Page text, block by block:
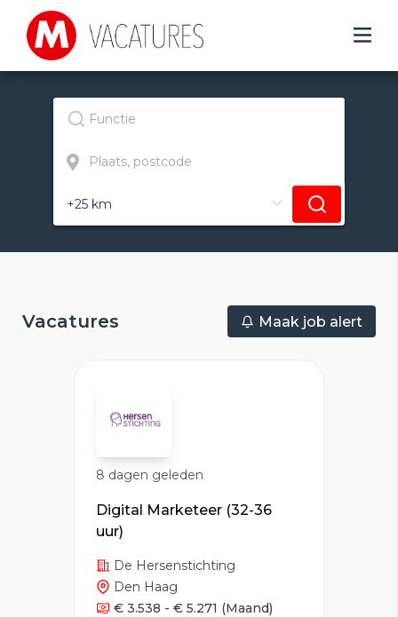
Vacatures Maak job alert
8 dagen geleden
Digital Marketeer (32-36
uur)
De Hersenstichting
Den Haag
€ 3.538 - € 5.271 (Maand)